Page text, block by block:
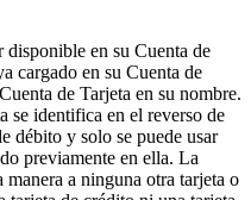
disponible en su Cuenta de
cargado en su Cuenta de
de Tarjeta en su nombre.
se identifica en el reverso de
débito y solo se puede usar
previamente en ella. La
manera a ninguna otra tarjeta o